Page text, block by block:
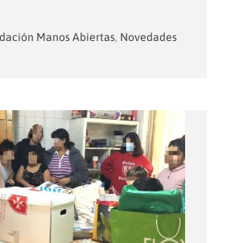
Manos Abiertas, Novedades